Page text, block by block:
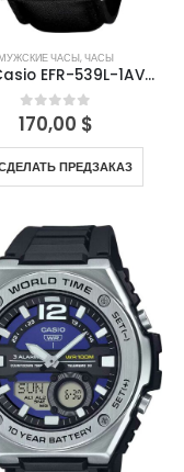
ЧАСЫ,ЧАСЫ
Часы Casio EFR-539L-1AVUDF
0out of 5
170,00 $
ПРЕДЗАКАЗ